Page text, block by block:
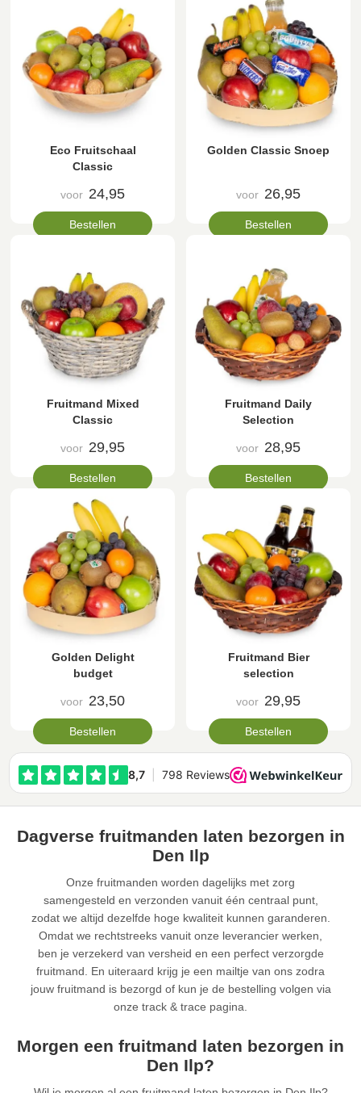
Eco Fruitschaal
Classic
voor 24,95
Bestellen
Golden Classic Snoep
voor 26,95
Bestellen
Fruitmand Mixed
Classic
voor 29,95
Bestellen
Fruitmand Daily
Selection
voor 28,95
Bestellen
Golden Delight
budget
voor 23,50
Bestellen
Fruitmand Bier
selection
voor 29,95
Bestellen
Dagverse fruitmanden laten bezorgen in
Den Ilp
Onze fruitmanden worden dagelijks met zorg
samengesteld en verzonden vanuit één centraal punt,
zodat we altijd dezelfde hoge kwaliteit kunnen garanderen.
Omdat we rechtstreeks vanuit onze leverancier werken,
ben je verzekerd van versheid en een perfect verzorgde
fruitmand. En uiteraard krijg je een mailtje van ons zodra
jouw fruitmand is bezorgd of kun je de bestelling volgen via
onze track & trace pagina.
Morgen een fruitmand laten bezorgen in
Den Ilp?